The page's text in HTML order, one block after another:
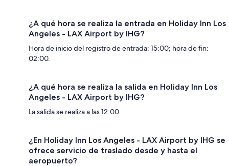
¿A qué hora se realiza la entrada en Holiday Inn Los
Angeles - LAX Airport by IHG?
Hora de inicio del registro de entrada: 15:00; hora de fin:
02:00.
¿A qué hora se realiza la salida en Holiday Inn Los
Angeles - LAX Airport by IHG?
La salida se realiza a las 12:00.
¿En Holiday Inn Los Angeles - LAX Airport by IHG se
ofrece servicio de traslado desde y hasta el
aeropuerto?